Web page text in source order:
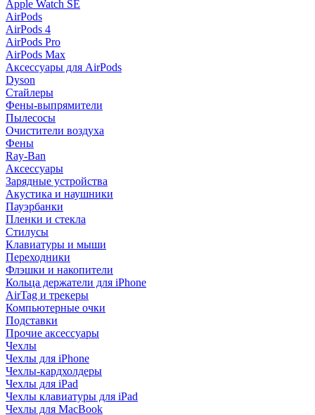
Apple Watch SE
AirPods
AirPods 4
AirPods Pro
AirPods Max
Аксессуары для AirPods
Dyson
Стайлеры
Фены-выпрямители
Пылесосы
Очистители воздуха
Фены
Ray-Ban
Аксессуары
Зарядные устройства
Акустика и наушники
Пауэрбанки
Пленки и стекла
Стилусы
Клавиатуры и мыши
Переходники
Флэшки и накопители
Кольца держатели для iPhone
AirTag и трекеры
Компьютерные очки
Подставки
Прочие аксессуары
Чехлы
Чехлы для iPhone
Чехлы-кардхолдеры
Чехлы для iPad
Чехлы клавиатуры для iPad
Чехлы для MacBook